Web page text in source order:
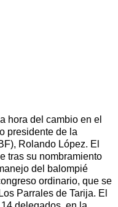
hora del cambio en el
presidente de la
Rolando López. El
tras su nombramiento
del balompié
ordinario, que se
Parrales de Tarija. El